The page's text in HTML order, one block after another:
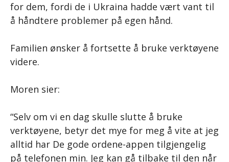
for dem, fordi de i Ukraina hadde vært vant til
å håndtere problemer på egen hånd.
Familien ønsker å fortsette å bruke verktøyene
videre.
Moren sier:
“Selv om vi en dag skulle slutte å bruke
verktøyene, betyr det mye for meg å vite at jeg
alltid har De gode ordene-appen tilgjengelig
på telefonen min. Jeg kan gå tilbake til den når